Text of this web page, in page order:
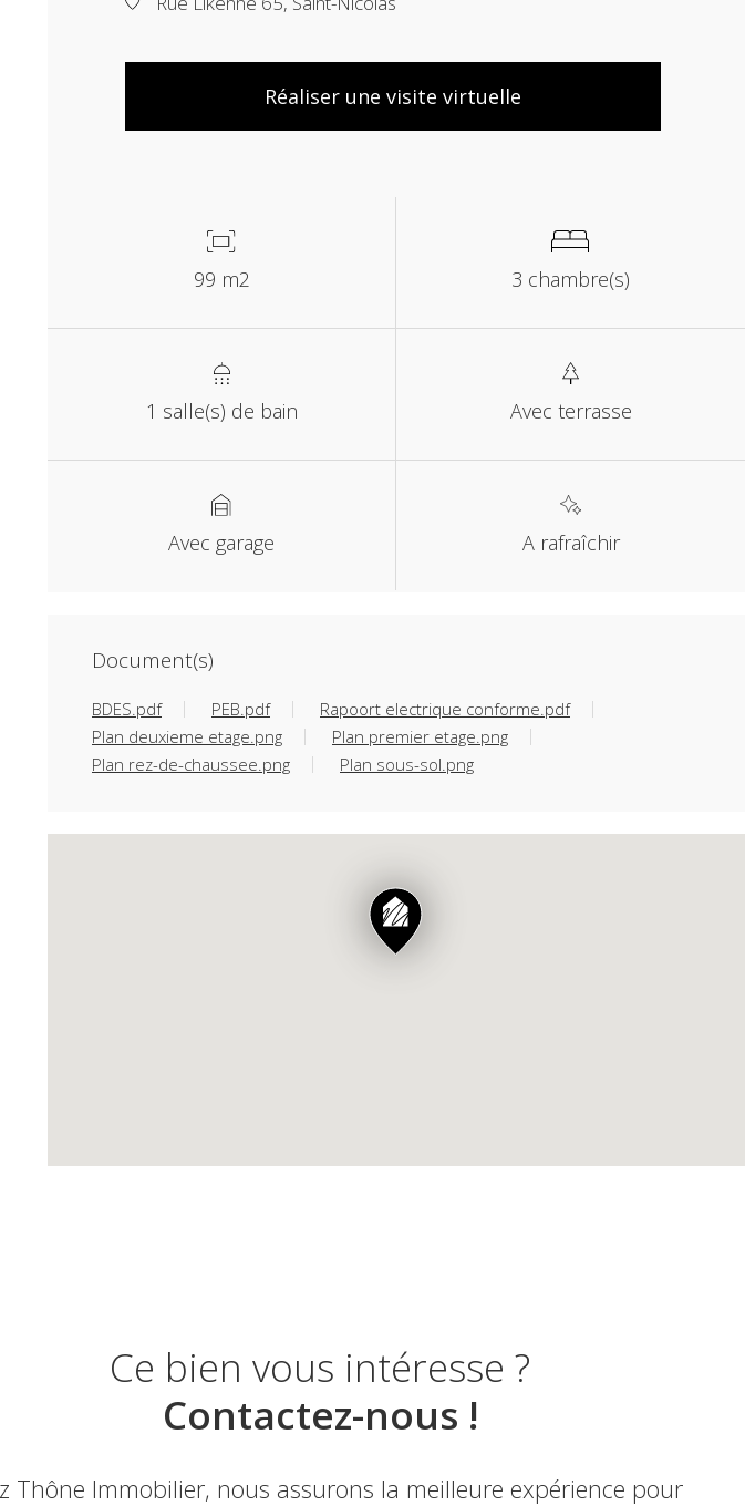
Réaliser une visite virtuelle
99 m2 3 chambre(s)
1 salle(s) de bain Avec terrasse
Avec garage A rafraîchir
Document(s)
BDES.pdf PEB.pdf
Rapoort electrique conforme.pdf
Plan deuxieme etage.png
Plan premier etage.png
Plan rez-de-chaussee.png
Plan sous-sol.png
Ce bien vous intéresse ?
Contactez-nous !
Thône Immobilier, nous assurons la meilleure expérience pour